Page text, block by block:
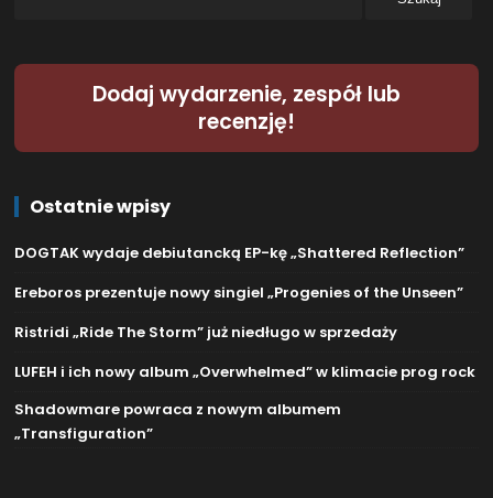
Dodaj wydarzenie, zespół lub
recenzję!
Ostatnie wpisy
DOGTAK wydaje debiutancką EP-kę „Shattered Reflection”
Ereboros prezentuje nowy singiel „Progenies of the Unseen”
Ristridi „Ride The Storm” już niedługo w sprzedaży
LUFEH i ich nowy album „Overwhelmed” w klimacie prog rock
Shadowmare powraca z nowym albumem
„Transfiguration”